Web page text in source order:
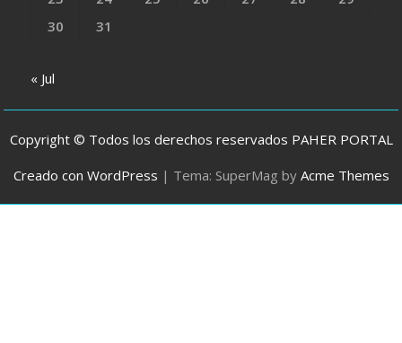
30
31
« Jul
Copyright © Todos los derechos reservados PAHER PORTAL
Creado con WordPress | Tema: SuperMag by Acme Themes